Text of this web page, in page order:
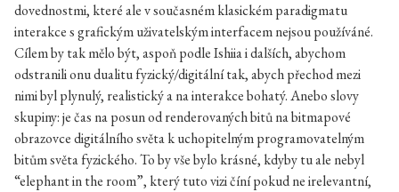
dovednostmi, které ale v současném klasickém paradigmatu
interakce s grafickým uživatelským interfacem nejsou používáné.
Cílem by tak mělo být, aspoň podle Ishiia i dalších, abychom
odstranili onu dualitu fyzický/digitální tak, abych přechod mezi
nimi byl plynulý, realistický a na interakce bohatý. Anebo slovy
skupiny: je čas na posun od renderovaných bitů na bitmapové
obrazovce digitálního světa k uchopitelným programovatelným
bitům světa fyzického. To by vše bylo krásné, kdyby tu ale nebyl
“elephant in the room”, který tuto vizi číní pokud ne irelevantní,